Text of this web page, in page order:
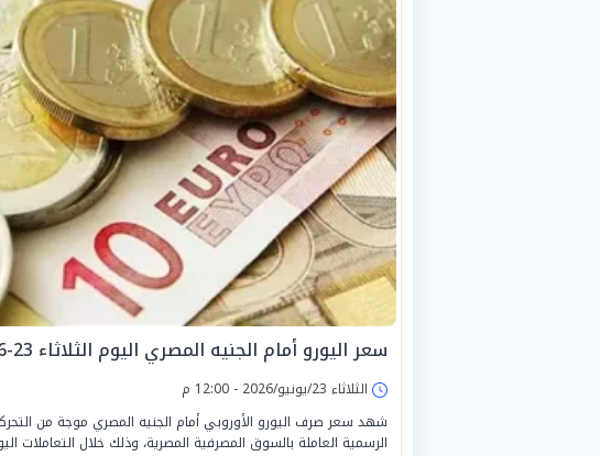
سعر اليورو أمام الجنيه المصري اليوم الثلاثاء 23-6-2026
الثلاثاء 23/يونيو/2026 - 12:00 م
شهد سعر صرف اليورو الأوروبي أمام الجنيه المصري موجة من
الرسمية العاملة بالسوق المصرفية المصرية، وذلك خلال التعاملات اليوم